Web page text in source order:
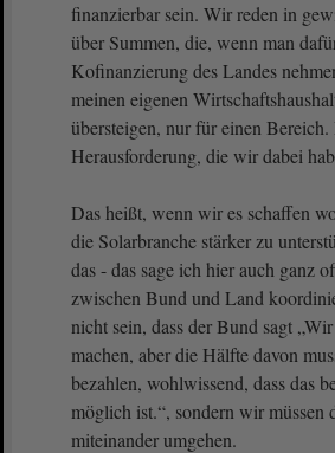
finanzierbar sein. Wir reden in
über Summen, die, wenn man
Kofinanzierung des Landes
meinen eigenen
übersteigen, nur für einen Bereich.
Herausforderung, die wir dabei
Das heißt, wenn wir es schaffen
die Solarbranche stärker zu
das - das sage ich hier auch ganz
zwischen Bund und Land
nicht sein, dass der Bund sagt
machen, aber die Hälfte davon
bezahlen, wohlwissend, dass das
möglich ist.“, sondern wir müssen
miteinander umgehen.